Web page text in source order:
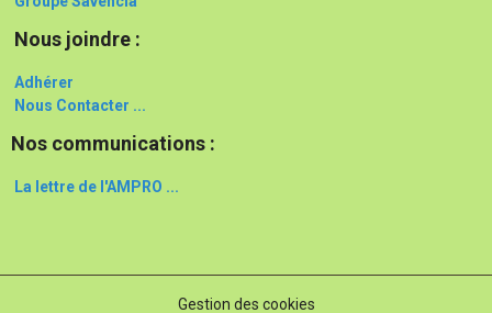
Nous joindre :
Adhérer
Nous Contacter ...
Nos communications :
La lettre de l'AMPRO ...
Gestion des cookies